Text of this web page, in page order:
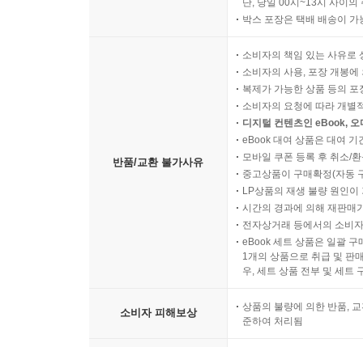
단, 당일 00시~13시 사이의
박스 포장은 택배 배송이
반품/교환 불가사유
소비자의 책임 있는 사유로
소비자의 사용, 포장 개봉
복제가 가능한 상품 등의
소비자의 요청에 따라 개별
디지털 컨텐츠인 eBook,
eBook 대여 상품은 대여 기
모바일 쿠폰 등록 후 취소/
중고상품이 구매확정(자동
LP상품의 재생 불량 원인
시간의 경과에 의해 재판매
전자상거래 등에서의 소비
eBook 세트 상품은 일괄 구
1개의 상품으로 취급 및 판
우, 세트 상품 전부 및 세트
소비자 피해보상
상품의 불량에 의한 반품,
준하여 처리됨